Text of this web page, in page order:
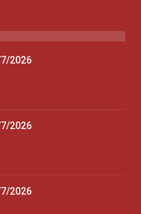
2026
2026
2026